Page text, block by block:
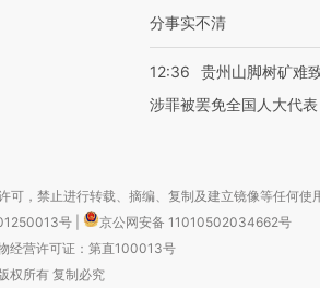
分事实不清
12:36
贵州山脚树矿难
涉罪被罢免全国人大代表
，禁止进行转载、摘编、复制及建立镜像等任何使用
号
京公网安备 11010502034662号
经营许可证：第直100013号
权所有 复制必究